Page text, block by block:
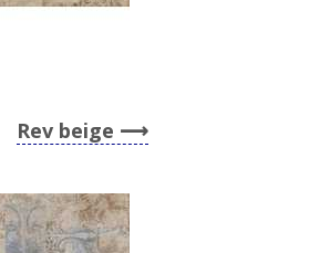
Rev beige